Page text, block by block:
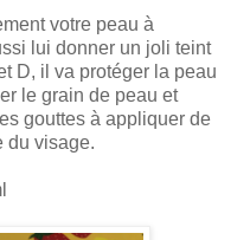
votre peau à
lui donner un joli teint
D, il va protéger la peau
le grain de peau et
gouttes à appliquer de
du visage.